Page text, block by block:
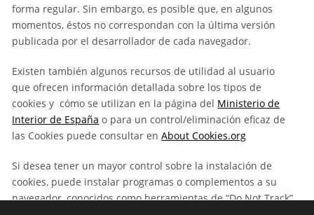
forma regular. Sin embargo, es posible que, en algunos
momentos, éstos no correspondan con la última versión
publicada por el desarrollador de cada navegador.
Existen también algunos recursos de utilidad al usuario
que ofrecen información detallada sobre los tipos de
cookies y cómo se utilizan en la página del Ministerio de
Interior de España o para un control/eliminación eficaz de
las Cookies puede consultar enAbout Cookies.org
Si desea tener un mayor control sobre la instalación de
cookies, puede instalar programas o complementos a su
navegador, conocidos como herramientas de “Do Not Track”,